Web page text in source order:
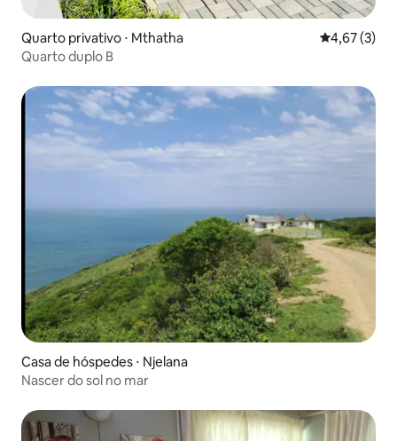
Quarto privativo ⋅ Mthatha 4,67 de
4,67 (3)
Quarto duplo B
Casa de hóspedes ⋅ Njelana
Nascer do sol no mar